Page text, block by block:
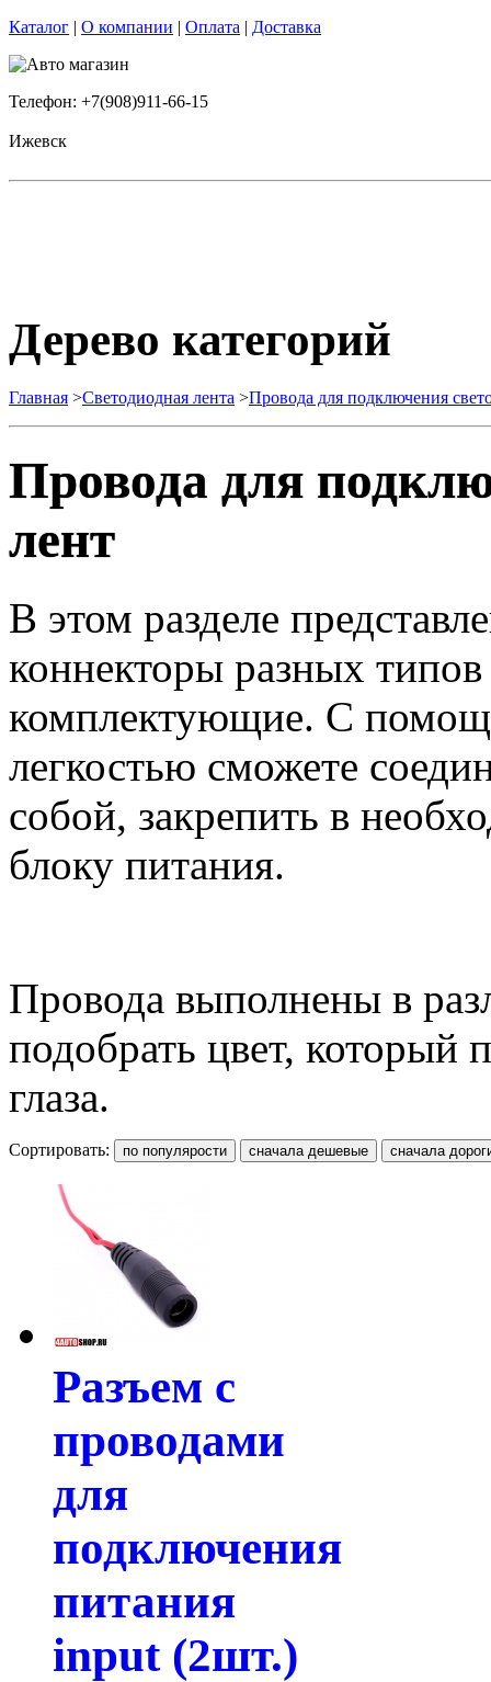
Каталог | О компании | Оплата | Доставка
Телефон: +7(908)911-66-15
Ижевск
Дерево категорий
Главная >Светодиодная лента >Провода для подключения
Провода для
лент
В этом разделе
коннекторы разных
комплектующие. С
легкостью сможете
собой, закрепить в
блоку питания.
Провода выполнены в
подобрать цвет, который
глаза.
Сортировать:
Разъем с
проводами
для
подключения
питания
input (2шт.)